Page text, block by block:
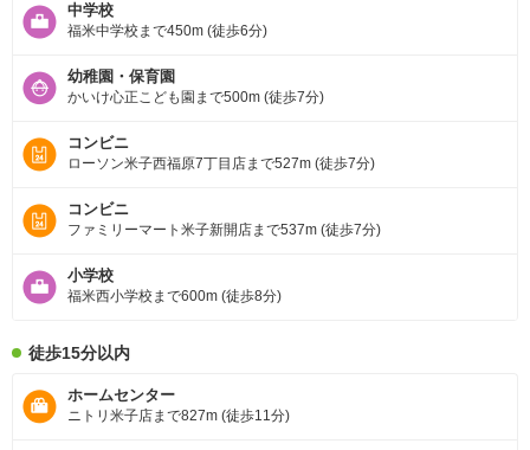
中学校
福米中学校まで450m (徒歩6分)
幼稚園・保育園
かいけ心正こども園まで500m (徒歩7分)
コンビニ
ローソン米子西福原7丁目店まで527m (徒歩7分)
コンビニ
ファミリーマート米子新開店まで537m (徒歩7分)
小学校
福米西小学校まで600m (徒歩8分)
徒歩15分以内
ホームセンター
ニトリ米子店まで827m (徒歩11分)